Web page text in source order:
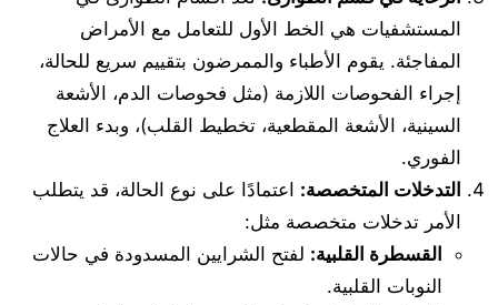
المستشفيات هي الخط الأول للتعامل مع الأمراض
المفاجئة. يقوم الأطباء والممرضون بتقييم سريع للحالة،
إجراء الفحوصات اللازمة (مثل فحوصات الدم، الأشعة
السينية، الأشعة المقطعية، تخطيط القلب)، وبدء العلاج
الفوري.
التدخلات المتخصصة: اعتمادًا على نوع الحالة، قد يتطلب
الأمر تدخلات متخصصة مثل:
القسطرة القلبية: لفتح الشرايين المسدودة في حالات
النوبات القلبية.